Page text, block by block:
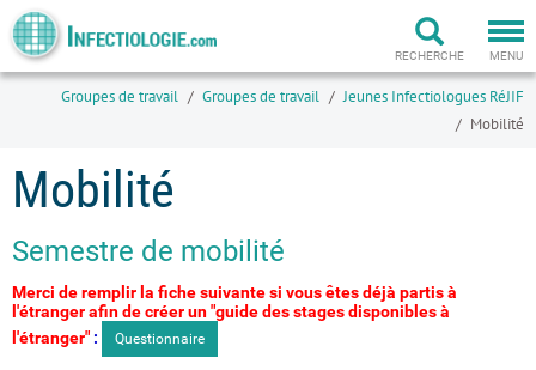
MENU
RECHERCHE
Groupes de travail Groupes de travail
Jeunes Infectiologues RéJIF
Mobilité
Mobilité
Semestre de mobilité
Merci de remplir la fiche suivante si vous êtes déjà partis à
l'étranger afin de créer un "guide des stages disponibles à
l'étranger" : Questionnaire